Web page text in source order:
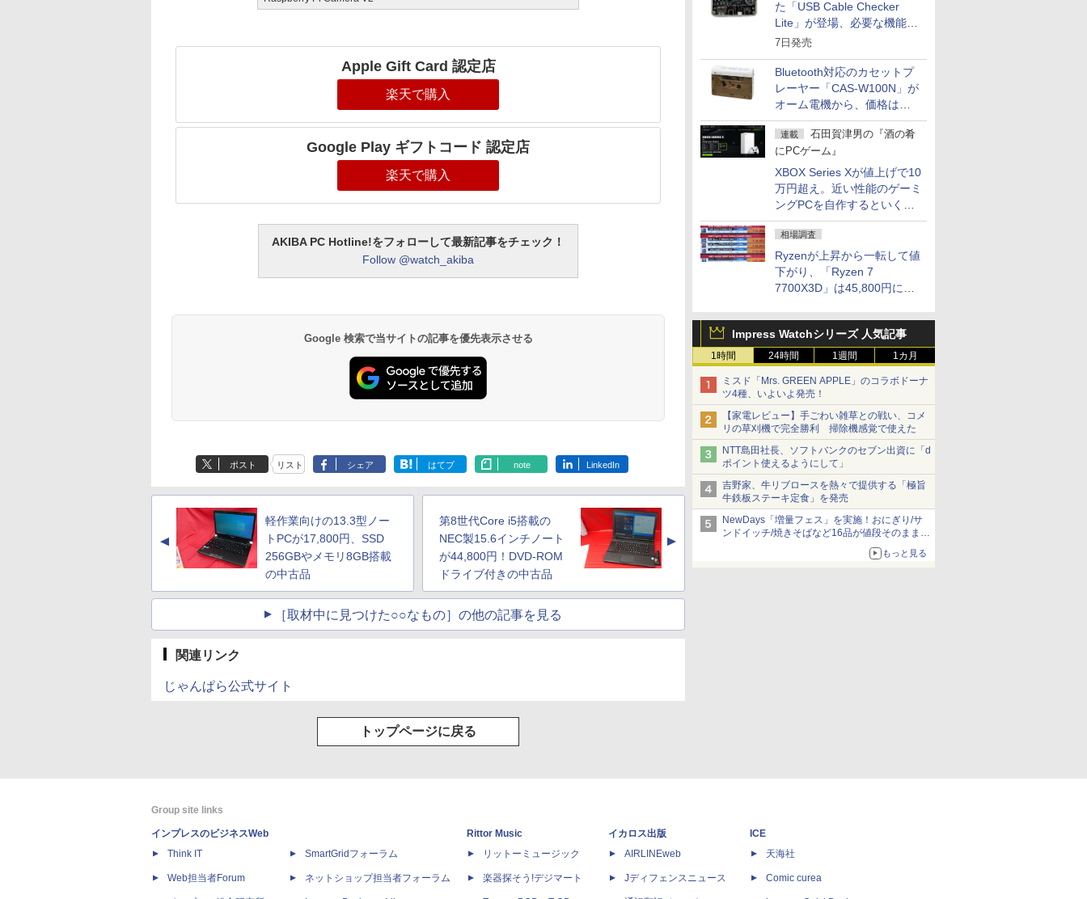
た「USB Cable Checker
Lite」が登場、必要な機能を
凝縮しコンパクトに
7日発売
Bluetooth対応のカセットプ
レーヤー「CAS-W100N」が
オーム電機から、価格は
5,940円
連載
石田賀津男の『酒の肴
にPCゲーム』
XBOX Series Xが値上げで10
万円超え。近い性能のゲーミ
ングPCを自作するといくら
になる？
相場調査
Ryzenが上昇から一転して値
下がり、「Ryzen 7
7700X3D」は45,800円に急
との価格逆転解消 [8月前半の
CPU価格]
Impress Watchシリーズ 人気記事
1時間 24時間 1週間 1カ月
ミスド「Mrs. GREEN APPLE」のコラボドーナ
ツ4種、いよいよ発売！
【家電レビュー】手ごわい雑草との戦い、コメ
リの草刈機で完全勝利 掃除機感覚で使えた
NTT島田社長、ソフトバンクのセブン出資に「d
ポイント使えるようにして」
吉野家、牛リブロースを熱々で提供する「極旨
牛鉄板ステーキ定食」を発売
NewDays「増量フェス」を実施！おにぎり/サ
ンドイッチ/焼きそばなど16品が値段そのままで
もっと見る
Apple Gift Card 認定店
楽天で購入
Google Play ギフトコード 認定店
楽天で購入
AKIBA PC Hotline!をフォローして最新記事をチェック！
Follow @watch_akiba
Google 検索で当サイトの記事を優先表示させる
ポスト リスト シェア はてブ note LinkedIn
▲
軽作業向けの13.3型ノー
トPCが17,800円、SSD
256GBやメモリ8GB搭載
の中古品
第8世代Core i5搭載の
NEC製15.6インチノート
が44,800円！DVD-ROM
ドライブ付きの中古品
▲
［取材中に見つけた○○なもの］の他の記事を見る
関連リンク
じゃんぱら公式サイト
トップページに戻る
Group site links
インプレスのビジネスWeb
Think IT
Web担当者Forum
SmartGridフォーラム
ネットショップ担当者フォーラム
Rittor Music
リットーミュージック
楽器探そう!デジマート
イカロス出版
AIRLINEweb
Jディフェンスニュース
ICE
天海社
Comic curea